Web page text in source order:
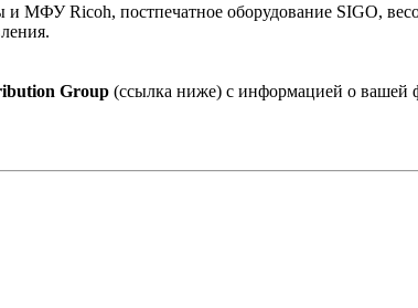
МФУ Ricoh, постпечатное оборудование SIGO,
Group (ссылка ниже) с информацией о вашей